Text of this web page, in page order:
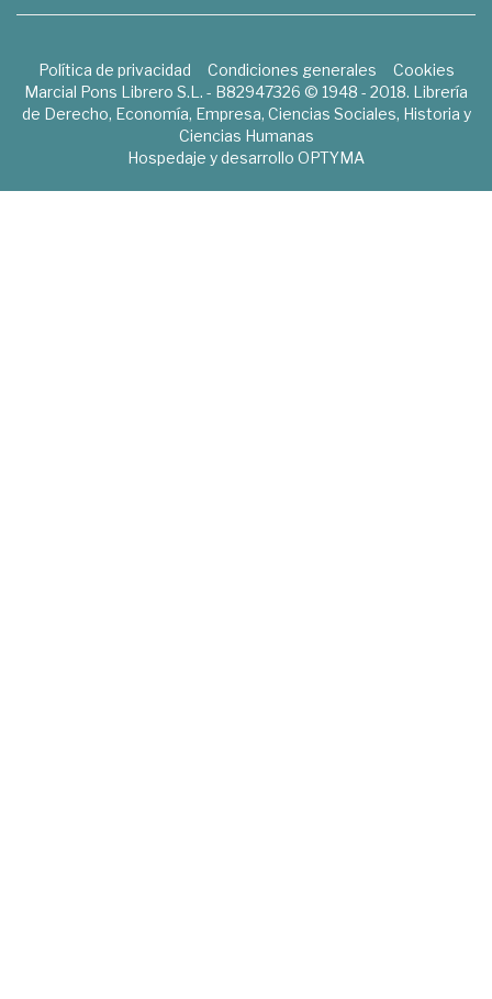
Política de privacidad Condiciones generales
Cookies
Marcial Pons Librero S.L. - B82947326 © 1948 - 2018. Librería
de Derecho, Economía, Empresa, Ciencias Sociales, Historia y
Ciencias Humanas
Hospedaje y desarrollo OPTYMA